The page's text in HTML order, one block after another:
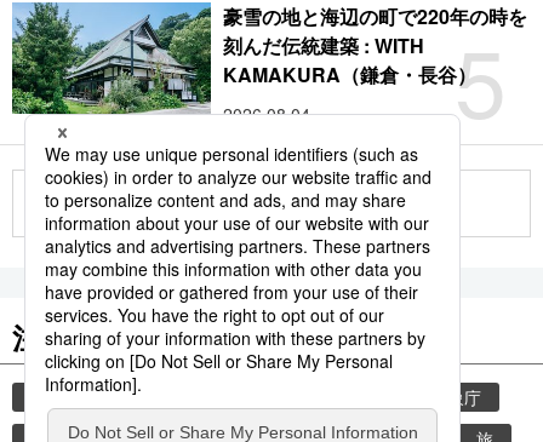
5
豪雪の地と海辺の町で220年の時を
刻んだ伝統建築 : WITH
KAMAKURA（鎌倉・長谷）
2026.08.04
もっと見る
注目のキーワード
共同通信ニュース
気象庁